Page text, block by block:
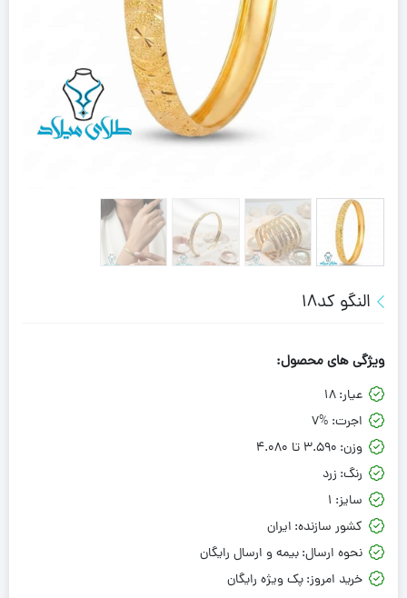
النگو کد18
ویژگی های محصول:
عیار:18
اجرت: 7%
وزن: 3.590 تا 4.080
رنگ: زرد
سایز: 1
کشور سازنده: ایران
نحوه ارسال:بیمه و ارسال رایگان
خرید امروز:پک ویژه رایگان